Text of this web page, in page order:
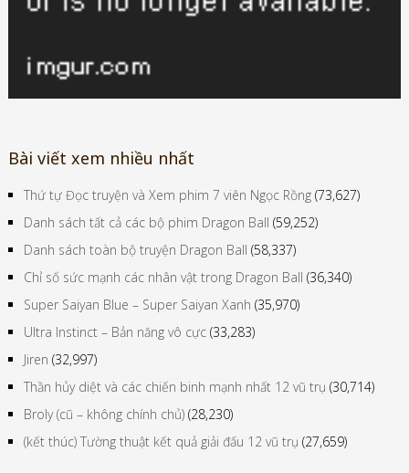
Bài viết xem nhiều nhất
Thứ tự Đọc truyện và Xem phim 7 viên Ngọc Rồng (73,627)
Danh sách tất cả các bộ phim Dragon Ball (59,252)
Danh sách toàn bộ truyện Dragon Ball (58,337)
Chỉ số sức mạnh các nhân vật trong Dragon Ball (36,340)
Super Saiyan Blue – Super Saiyan Xanh (35,970)
Ultra Instinct – Bản năng vô cực (33,283)
Jiren (32,997)
Thần hủy diệt và các chiến binh mạnh nhất 12 vũ trụ (30,714)
Broly (cũ – không chính chủ) (28,230)
(kết thúc) Tường thuật kết quả giải đấu 12 vũ trụ (27,659)